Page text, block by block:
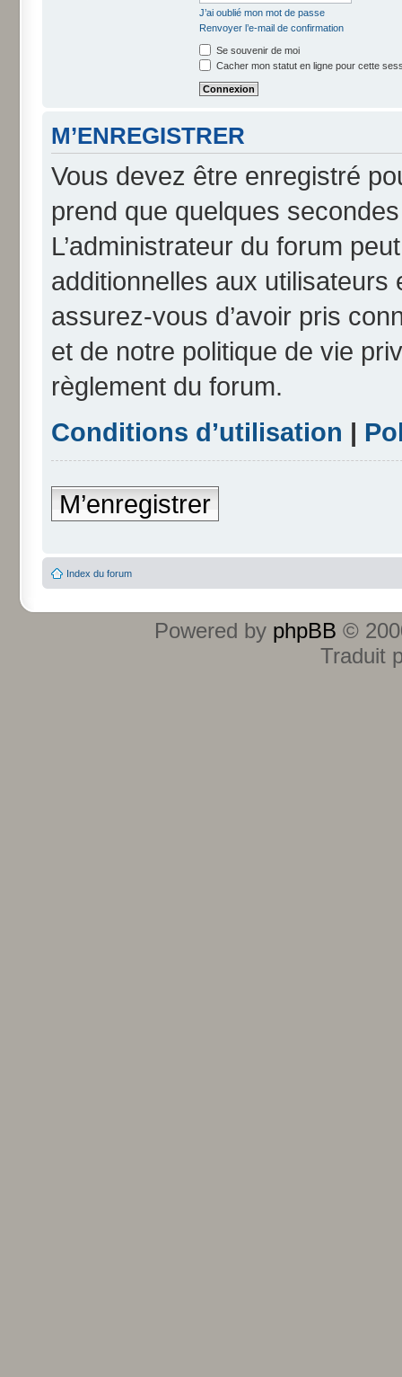
J’ai oublié mon mot de passe
Renvoyer l’e-mail de confirmation
Se souvenir de moi
Cacher mon statut en ligne pour cette
M’ENREGISTRER
Vous devez être enregistré
prend que quelques
L’administrateur du forum
additionnelles aux
assurez-vous d’avoir pris
et de notre politique de vie
règlement du forum.
Conditions d’utilisation |
M’enregistrer
Index du forum
Powered by phpBB ©
Traduit